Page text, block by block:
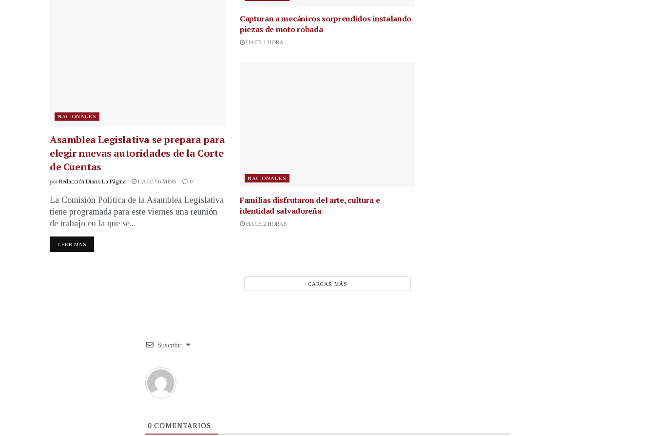
NACIONALES
Asamblea Legislativa se prepara para
elegir nuevas autoridades de la Corte
de Cuentas
por Redacción Diario La Página HACE 56 MINS 0
La Comisión Política de la Asamblea Legislativa
tiene programada para este viernes una reunión
de trabajo en la que se...
LEER MÁS
Capturan a mecánicos sorprendidos instalando
piezas de moto robada
HACE 1 HORA
NACIONALES
Familias disfrutaron del arte, cultura e
identidad salvadoreña
HACE 2 HORAS
CARGAR MÁS
Suscribir
0 COMENTARIOS